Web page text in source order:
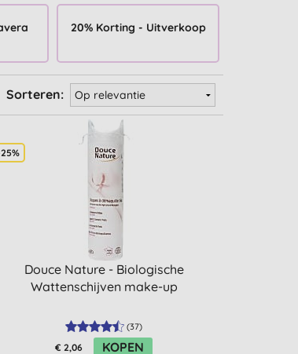
20% Korting - Uitverkoop
Sorteren:
Douce Nature - Biologische
Wattenschijven make-up
(37)
€ 2,06 KOPEN